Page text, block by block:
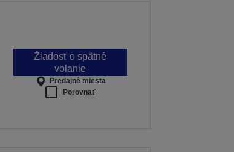
Žiadosť o spätné
volanie
Predajné miesta
Porovnať